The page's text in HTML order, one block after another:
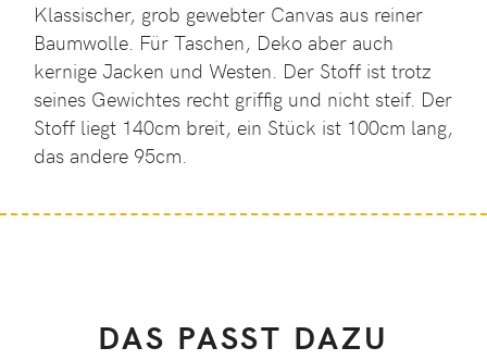
Klassischer, grob gewebter Canvas aus reiner
Baumwolle. Für Taschen, Deko aber auch
kernige Jacken und Westen. Der Stoff ist trotz
seines Gewichtes recht griffig und nicht steif. Der
Stoff liegt 140cm breit, ein Stück ist 100cm lang,
das andere 95cm.
DAS PASST DAZU